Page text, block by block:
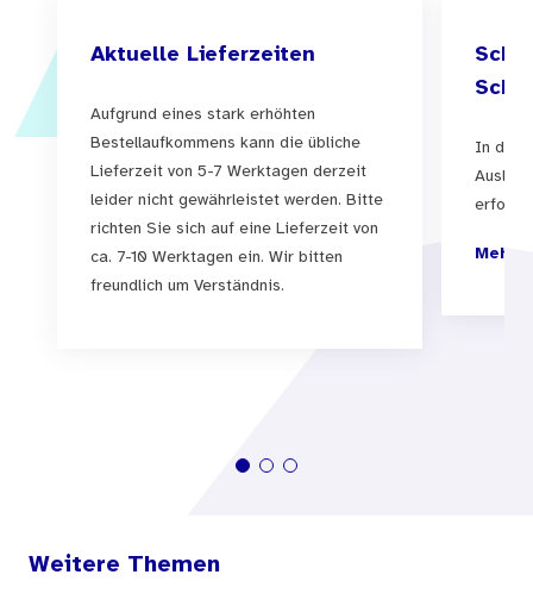
Aktuelle Lieferzeiten
Aufgrund eines stark erhöhten
Bestellaufkommens kann die übliche
Lieferzeit von 5-7 Werktagen derzeit
leider nicht gewährleistet werden. Bitte
richten Sie sich auf eine Lieferzeit von
ca. 7-10 Werktagen ein. Wir bitten
freundlich um Verständnis.
In der
Mehr
Weitere Themen